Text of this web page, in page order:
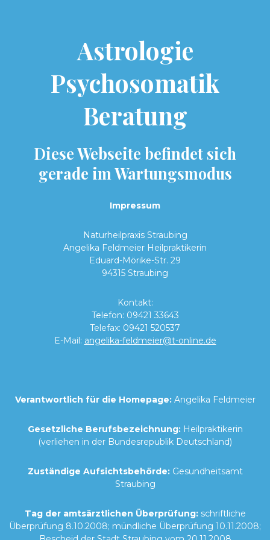
Astrologie
Psychosomatik
Beratung
Diese Webseite befindet sich
gerade im Wartungsmodus
Impressum
Naturheilpraxis Straubing
Angelika Feldmeier Heilpraktikerin
Eduard-Mörike-Str. 29
94315 Straubing
Kontakt:
Telefon: 09421 33643
Telefax: 09421 520537
E-Mail: angelika-feldmeier@t-online.de
Verantwortlich für die Homepage:Angelika Feldmeier
Gesetzliche Berufsbezeichnung:Heilpraktikerin
(verliehen in der Bundesrepublik Deutschland)
Zuständige Aufsichtsbehörde:Gesundheitsamt
Straubing
Tag der amtsärztlichen Überprüfung:schriftliche
Überprüfung 8.10.2008; mündliche Überprüfung 10.11.2008;